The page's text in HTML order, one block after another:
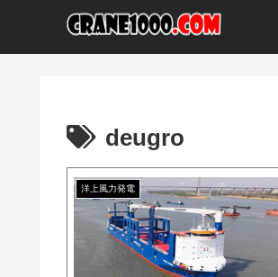
deugro
洋上風力発電